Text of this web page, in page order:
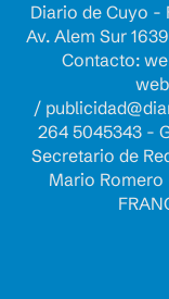
Diario de Cuyo -
Av. Alem Sur
Contacto:
/
264 5045343 -
Secretario de
Mario